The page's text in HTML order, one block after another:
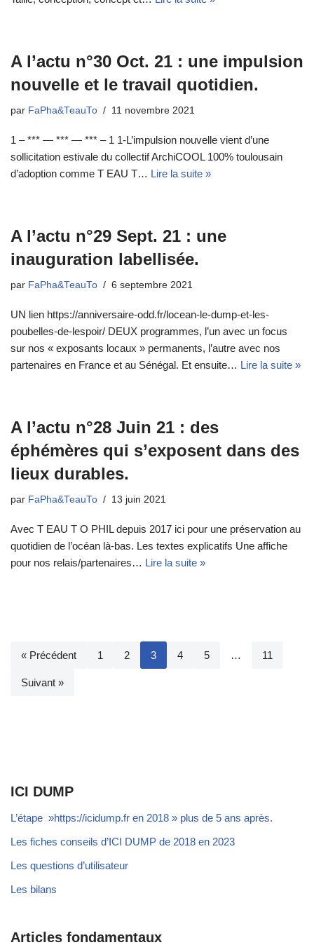
A l’actu n°30 Oct. 21 : une impulsion
nouvelle et le travail quotidien.
par FaPha&TeauTo 11 novembre 2021
1 – *** — *** — *** – 1 1-L’impulsion nouvelle vient d’une
sollicitation estivale du collectif ArchiCOOL 100% toulousain
d’adoption comme T EAU T… Lire la suite »
A l’actu n°29 Sept. 21 : une
inauguration labellisée.
par FaPha&TeauTo 6 septembre 2021
UN lien https://anniversaire-odd.fr/locean-le-dump-et-les-
poubelles-de-lespoir/ DEUX programmes, l’un avec un focus
sur nos « exposants locaux » permanents, l’autre avec nos
partenaires en France et au Sénégal. Et ensuite… Lire la suite »
A l’actu n°28 Juin 21 : des
éphémères qui s’exposent dans des
lieux durables.
par FaPha&TeauTo 13 juin 2021
Avec T EAU T O PHIL depuis 2017 ici pour une préservation au
quotidien de l’océan là-bas. Les textes explicatifs Une affiche
pour nos relais/partenaires… Lire la suite »
« Précédent 1 2 3 4 5 … 11
Suivant »
ICI DUMP
L’étape »https://icidump.fr en 2018 » plus de 5 ans après.
Les fiches conseils d’ICI DUMP de 2018 en 2023
Les questions d’utilisateur
Les bilans
Articles fondamentaux